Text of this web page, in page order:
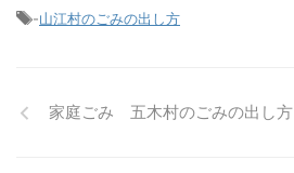
-山江村のごみの出し方
家庭ごみ 五木村のごみの出し方